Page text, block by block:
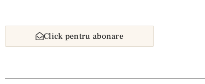
Click pentru abonare